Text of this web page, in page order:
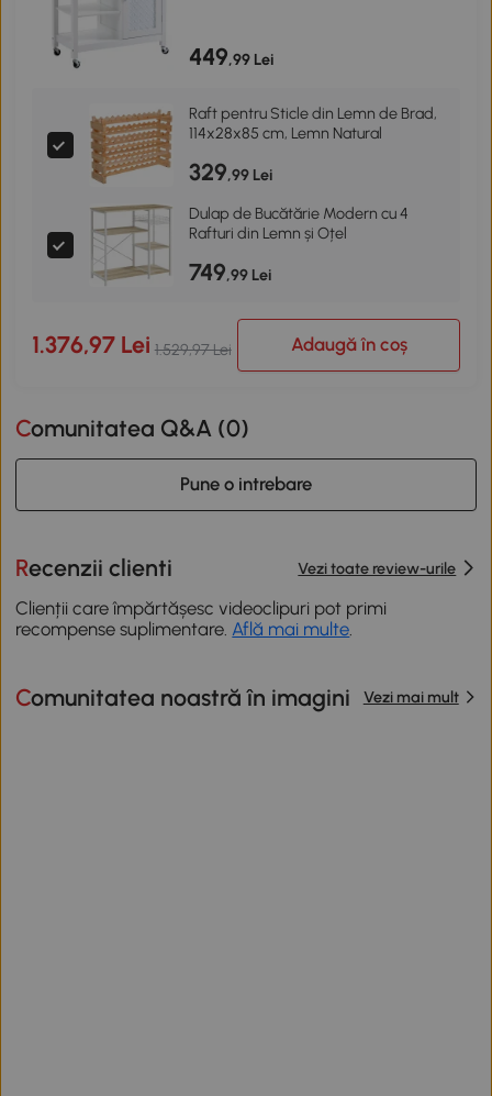
449,99 Lei
Raft pentru Sticle din Lemn de Brad,
114x28x85 cm, Lemn Natural
329,99 Lei
Dulap de Bucătărie Modern cu 4
Rafturi din Lemn și Oțel
749,99 Lei
1.376,97 Lei 1.529,97 Lei Adaugă în coș
Comunitatea Q&A (0)
Pune o intrebare
Recenzii clienti Vezi toate review-urile
Clienții care împărtășesc videoclipuri pot primi
recompense suplimentare. Află mai multe.
Comunitatea noastră în imagini Vezi mai mult